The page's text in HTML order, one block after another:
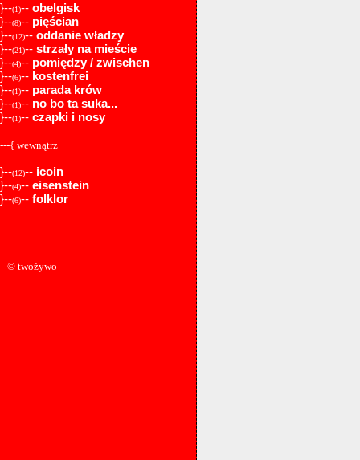
}--(1)-- obelgisk
}--(8)-- pięścian
}--(12)-- oddanie władzy
}--(21)-- strzały na mieście
}--(4)-- pomiędzy / zwischen
}--(6)-- kostenfrei
}--(1)-- parada krów
}--(1)-- no bo ta suka...
}--(1)-- czapki i nosy
---{ wewnątrz
}--(12)-- icoin
}--(4)-- eisenstein
}--(6)-- folklor
© twożywo